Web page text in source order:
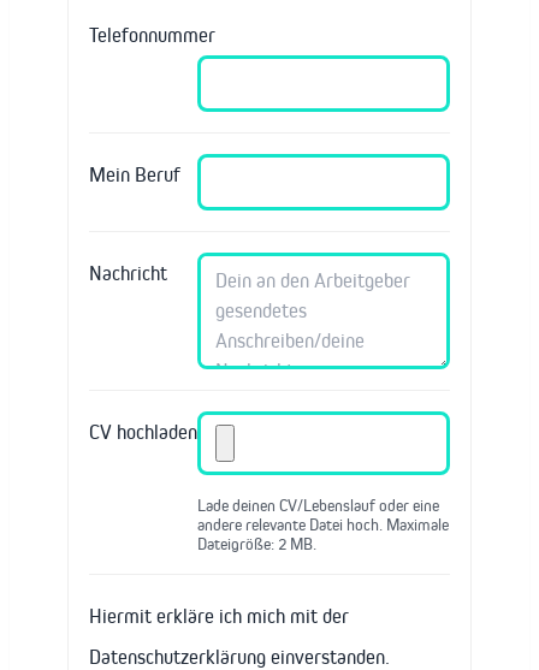
Telefonnummer
Mein Beruf
Nachricht
CV hochladen
Lade deinen CV/Lebenslauf oder eine
andere relevante Datei hoch. Maximale
Dateigröße: 2 MB.
Hiermit erkläre ich mich mit der
Datenschutzerklärung einverstanden.